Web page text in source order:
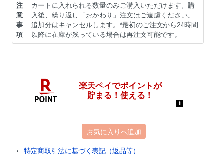
注
意
事
項
カートに入れられる数量のみご購入いただけます。購
入後、繰り返し「おかわり」注文はご遠慮ください。
追加分はキャンセルします。*最初のご注文から24時間
以降に在庫が残っている場合は再注文可能です。
お気に入りへ追加
特定商取引法に基づく表記（返品等）